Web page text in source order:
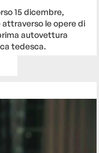
15 dicembre,
le opere di
autovettura
tedesca.